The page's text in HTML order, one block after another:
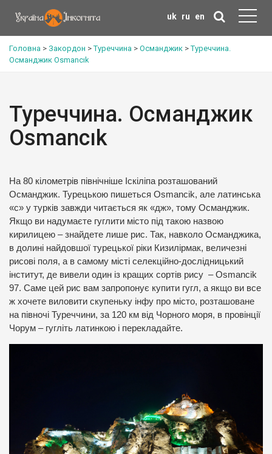
uk ru en
Головна > Закордон >Туреччина > Османджик >Туреччина.
Османджик Osmancık
Туреччина. Османджик
Osmancık
На 80 кілометрів північніше Іскіліпа розташований
Османджик. Турецькою пишеться Osmancik, але латинська
«с» у турків завжди читається як «дж», тому Османджик.
Якщо ви надумаєте гуглити місто під такою назвою
кирилицею – знайдете лише рис. Так, навколо Османджика,
в долині найдовшої турецької ріки Кизилірмак, величезні
рисові поля, а в самому місті селекційно-дослідницький
інститут, де вивели один із кращих сортів рису – Osmancik
97. Саме цей рис вам запропонує купити гугл, а якщо ви все
ж хочете виловити скупеньку інфу про місто, розташоване
на півночі Туреччини, за 120 км від Чорного моря, в провінції
Чорум – гугліть латинкою і перекладайте.